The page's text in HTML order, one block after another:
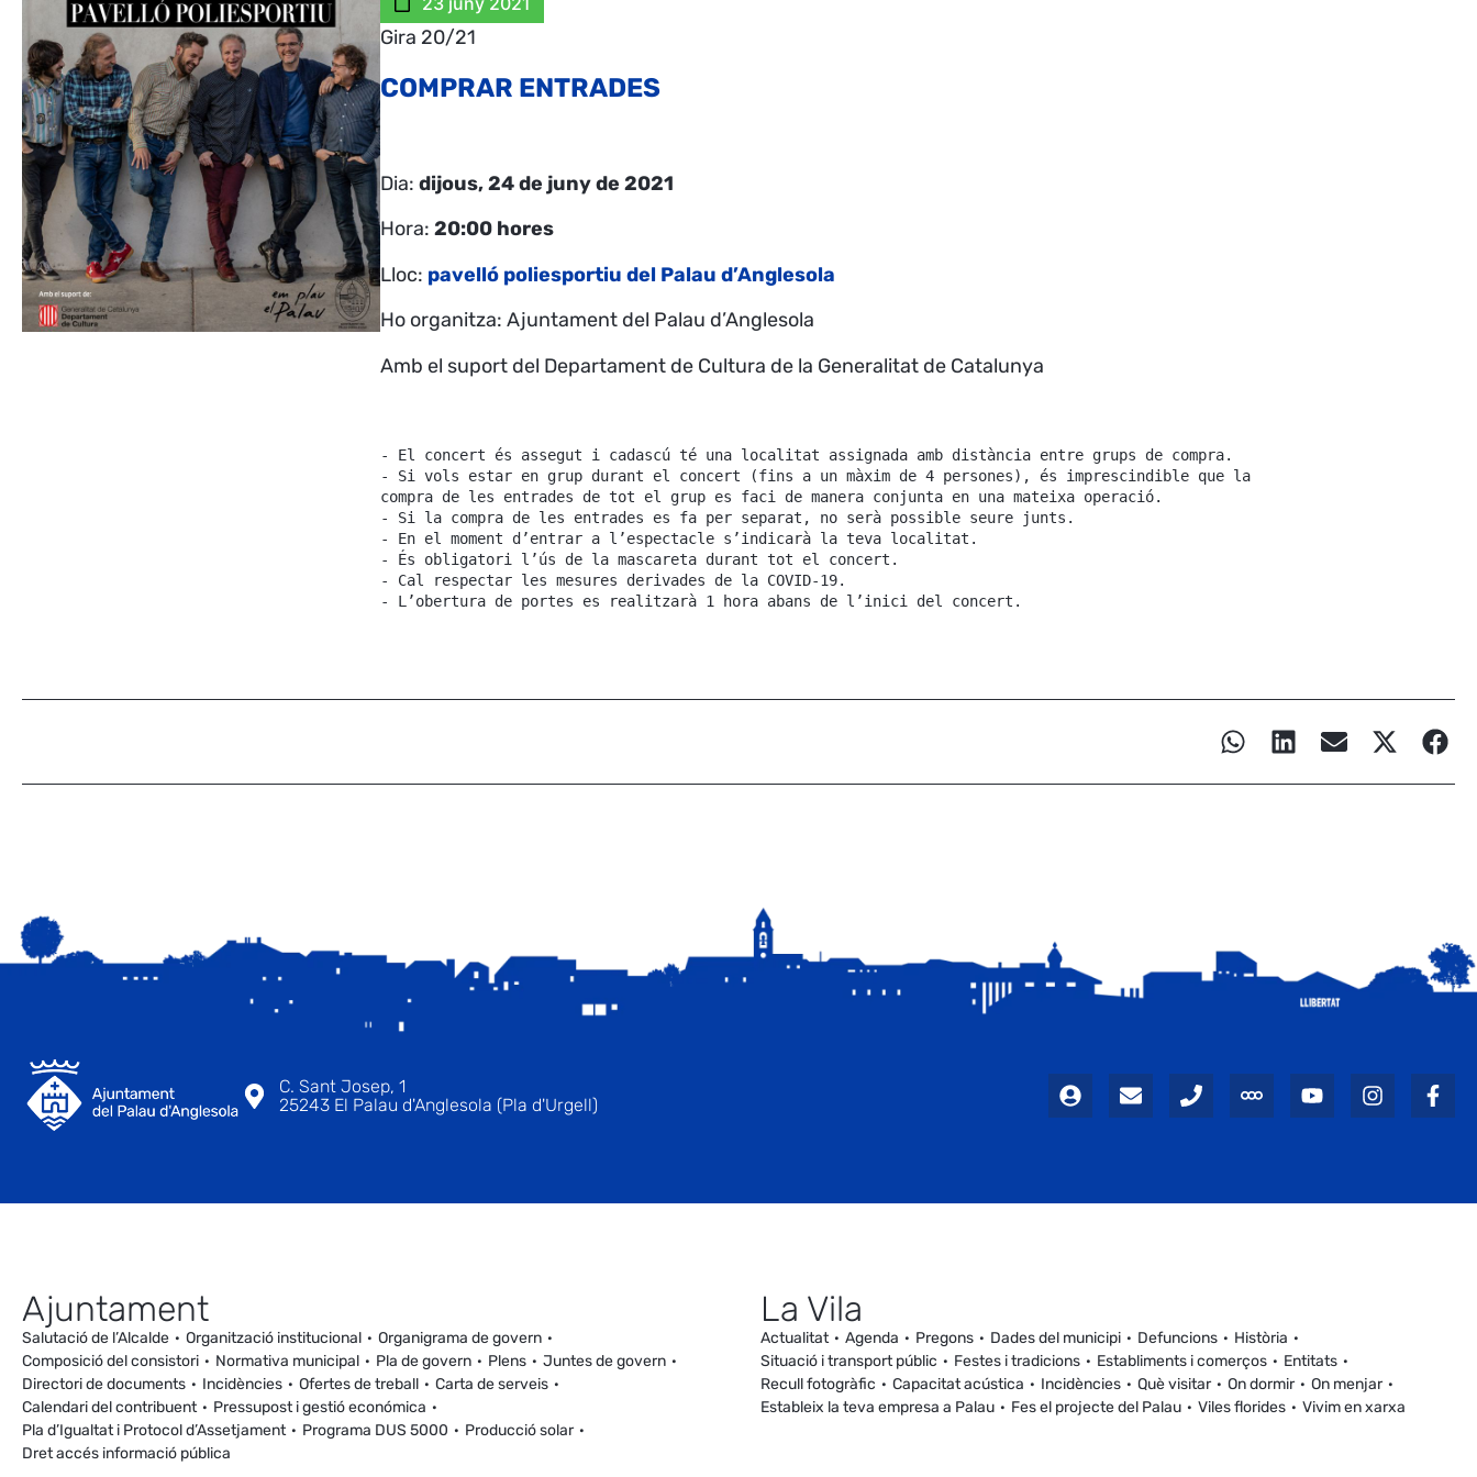
Gira 20/21
COMPRAR ENTRADES
Dia: dijous, 24 de juny de 2021
Hora: 20:00 hores
Lloc: pavelló poliesportiu del Palau d’Anglesola
Ho organitza: Ajuntament del Palau d’Anglesola
Amb el suport del Departament de Cultura de la Generalitat de Catalunya
- El concert és assegut i cadascú té una localitat assignada amb distància entre grups de compra.
- Si vols estar en grup durant el concert (fins a un màxim de 4 persones), és imprescindible que la
compra de les entrades de tot el grup es faci de manera conjunta en una mateixa operació.
- Si la compra de les entrades es fa per separat, no serà possible seure junts.
- En el moment d’entrar a l’espectacle s’indicarà la teva localitat.
- És obligatori l’ús de la mascareta durant tot el concert.
- Cal respectar les mesures derivades de la COVID-19.
- L’obertura de portes es realitzarà 1 hora abans de l’inici del concert.
C. Sant Josep, 1
25243 El Palau d'Anglesola (Pla d'Urgell)
Ajuntament
Salutació de l’Alcalde Organització institucional
Organigrama de govern
Composició del consistori
Normativa municipal Pla de govern Plens
Juntes de govern
Directori de documents
Incidències Ofertes de treball
Carta de serveis
Calendari del contribuent
Pressupost i gestió económica
Pla d’Igualtat i Protocol d’Assetjament
Programa DUS 5000
Producció solar
Dret accés informació pública
La Vila
Actualitat Agenda Pregons Dades del municipi Defuncions
Història
Situació i transport públic
Festes i tradicions Establiments i comerços
Entitats
Recull fotogràfic
Capacitat acústica Incidències Què visitar On dormir
On menjar
Estableix la teva empresa a Palau
Fes el projecte del Palau Viles florides Vivim en xarxa